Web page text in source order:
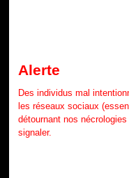
Alerte
Des individus mal
les réseaux sociaux
détournant nos
signaler.